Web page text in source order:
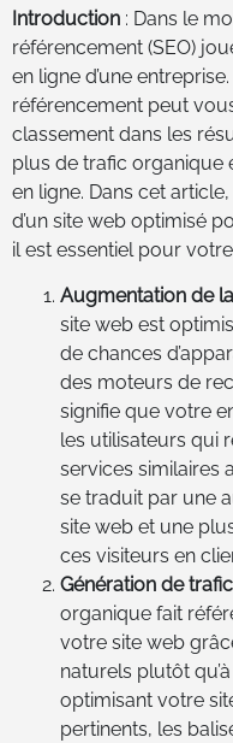
Introduction : Dans le
référencement (SEO)
en ligne d’une
référencement peut
classement dans les
plus de trafic organique
en ligne. Dans cet
d’un site web optimisé
il est essentiel pour
Augmentation de
site web est
de chances
des moteurs de
signifie que votre
les utilisateurs qui
services similaires
se traduit par une
site web et une
ces visiteurs en
Génération de
organique fait
votre site web
naturels plutôt
optimisant votre
pertinents, les